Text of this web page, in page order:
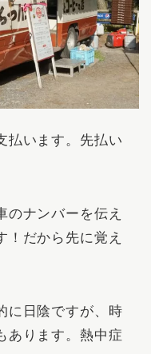
払います。先払い
のナンバーを伝え
！だから先に覚え
に日陰ですが、時
あります。熱中症